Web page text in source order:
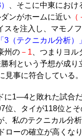
、そこに中東にお
ンがホームに近い （
スを注入し、マモノ
「3（テクニカル分析）」
州の －1 、つまりヨル
利という予想が成り
事に符合している。
に1―4と敗れた試合
位、タイが118位と
、私のテクニカル分
ローの確立が高くな